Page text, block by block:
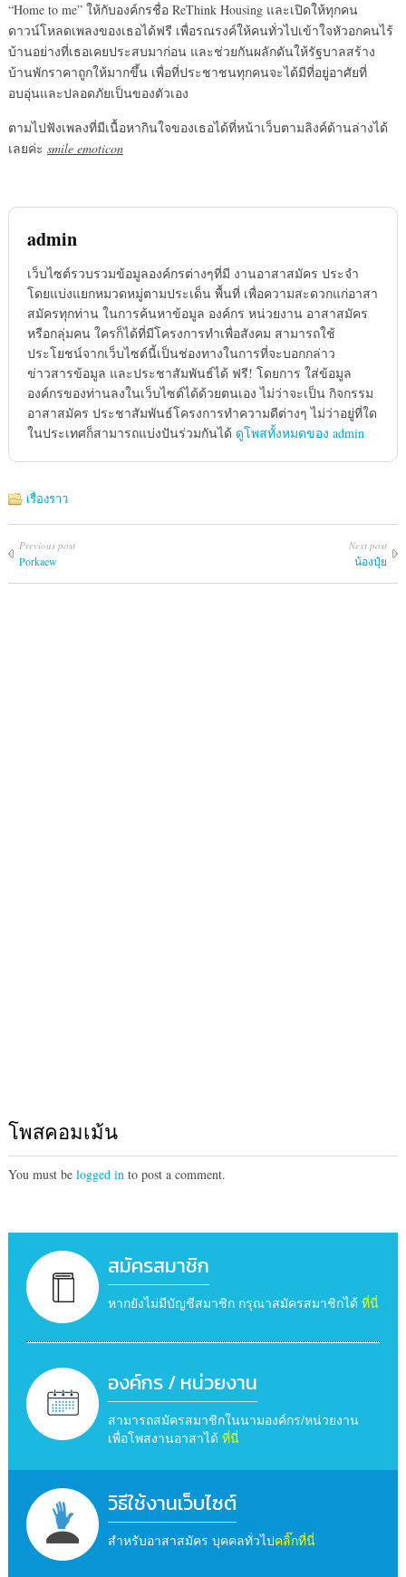
“Home to me” ให้กับองค์กรชื่อ ReThink Housing และเปิดให้ทุกคน
ดาวน์โหลดเพลงของเธอได้ฟรี เพื่อรณรงค์ให้คนทั่วไปเข้าใจหัวอกคนไร้
บ้านอย่างที่เธอเคยประสบมาก่อน และช่วยกันผลักดันให้รัฐบาลสร้าง
บ้านพักราคาถูกให้มากขึ้น เพื่อที่ประชาชนทุกคนจะได้มีที่อยู่อาศัยที่
อบอุ่นและปลอดภัยเป็นของตัวเอง
ตามไปฟังเพลงที่มีเนื้อหากินใจของเธอได้ที่หน้าเว็บตามลิงค์ด้านล่างได้
เลยค่ะ smile emoticon
admin
เว็บไซต์รวบรวมข้อมูลองค์กรต่างๆที่มี งานอาสาสมัคร ประจำ
โดยแบ่งแยกหมวดหมู่ตามประเด็น พื้นที่ เพื่อความสะดวกแก่อาสา
สมัครทุกท่าน ในการค้นหาข้อมูล องค์กร หน่วยงาน อาสาสมัคร
หรือกลุ่มคน ใครก็ได้ที่มีโครงการทำเพื่อสังคม สามารถใช้
ประโยชน์จากเว็บไซต์นี้เป็นช่องทางในการที่จะบอกกล่าว
ข่าวสารข้อมูล และประชาสัมพันธ์ได้ ฟรี! โดยการ ใส่ข้อมูล
องค์กรของท่านลงในเว็บไซต์ได้ด้วยตนเอง ไม่ว่าจะเป็น กิจกรรม
อาสาสมัคร ประชาสัมพันธ์โครงการทำความดีต่างๆ ไม่ว่าอยู่ที่ใด
ในประเทศก็สามารถแบ่งปันร่วมกันได้ ดูโพสทั้งหมดของ admin
เรื่องราว
Previous post
Porkaew
Next post
น้องปุ๋ย
โพสคอมเม้น
You must be logged into post a comment.
สมัครสมาชิก
หากยังไม่มีบัญชีสมาชิก กรุณาสมัครสมาชิกได้ ที่นี่
องค์กร / หน่วยงาน
สามารถสมัครสมาชิกในนามองค์กร/หน่วยงาน
เพื่อโพสงานอาสาได้ ที่นี่
วิธีใช้งานเว็บไซต์
สำหรับอาสาสมัคร บุคคลทั่วไปคลิ๊กที่นี่